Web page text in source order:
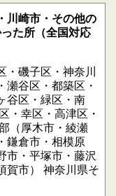
川崎市・その他の
た所（全国対応
磯子区・神奈川
瀬谷区・都築区・
谷区・緑区・南
・幸区・高津区・
（厚木市・綾瀬
鎌倉市・相模原
市・平塚市・藤沢
市）
神奈川県そ